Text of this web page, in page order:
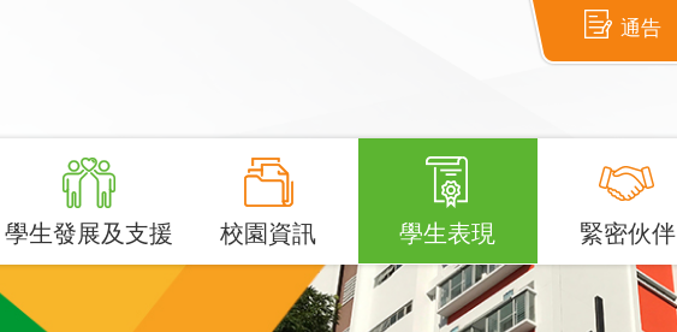
通告
學生發展及支援 校園資訊 學生表現 緊密伙伴